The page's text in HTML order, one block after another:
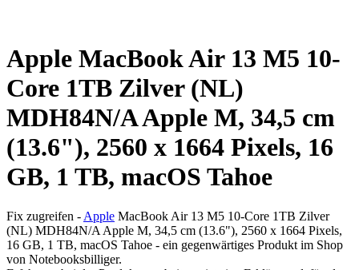
Apple MacBook Air 13 M5 10-
Core 1TB Zilver (NL)
MDH84N/A Apple M, 34,5 cm
(13.6"), 2560 x 1664 Pixels, 16
GB, 1 TB, macOS Tahoe
Fix zugreifen - Apple MacBook Air 13 M5 10-Core 1TB Zilver
(NL) MDH84N/A Apple M, 34,5 cm (13.6"), 2560 x 1664 Pixels,
16 GB, 1 TB, macOS Tahoe - ein gegenwärtiges Produkt im Shop
von Notebooksbilliger.